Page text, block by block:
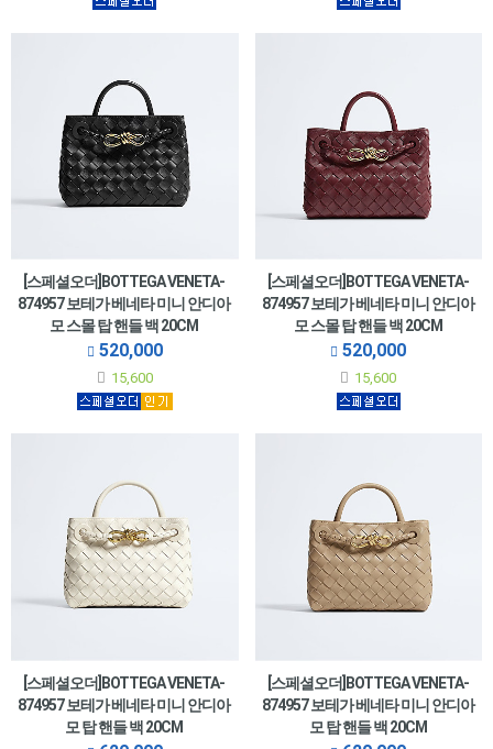
[스페셜오더]BOTTEGA VENETA-
874957 보테가 베네타 미니 안디아
모 스몰 탑 핸들 백 20CM
520,000
15,600
[스페셜오더]BOTTEGA VENETA-
874957 보테가 베네타 미니 안디아
모 스몰 탑 핸들 백 20CM
520,000
15,600
[스페셜오더]BOTTEGA VENETA-
874957 보테가 베네타 미니 안디아
모 탑 핸들 백 20CM
[스페셜오더]BOTTEGA VENETA-
874957 보테가 베네타 미니 안디아
모 탑 핸들 백 20CM